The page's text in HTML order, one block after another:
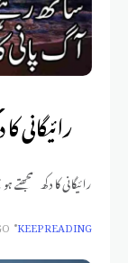
رائیگانی کا دکھ
KEEP READING